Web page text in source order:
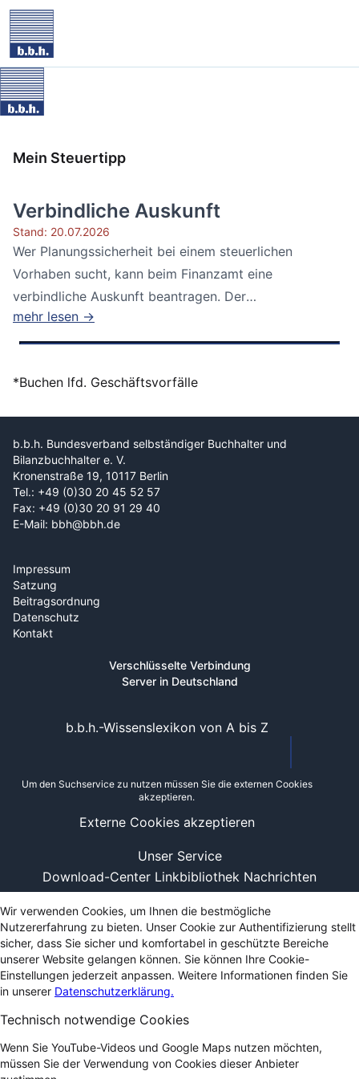
Mein Steuertipp
Verbindliche Auskunft
Stand: 20.07.2026
Wer Planungssicherheit bei einem steuerlichen
Vorhaben sucht, kann beim Finanzamt eine
verbindliche Auskunft beantragen. Der
Bundesfinanzhof...
mehr lesen →
*Buchen lfd. Geschäftsvorfälle
b.b.h. Bundesverband selbständiger Buchhalter und
Bilanzbuchhalter e. V.
Kronenstraße 19, 10117 Berlin
Tel.: +49 (0)30 20 45 52 57
Fax: +49 (0)30 20 91 29 40
E-Mail: bbh@bbh.de
Impressum
Satzung
Beitragsordnung
Datenschutz
Kontakt
Verschlüsselte Verbindung
Server in Deutschland
Unser Service
Download-Center Linkbibliothek Nachrichten
b.b.h.-Wissenslexikon von A bis Z
Um den Suchservice zu nutzen müssen Sie die externen Cookies
akzeptieren.
Externe Cookies akzeptieren
Wir verwenden Cookies, um Ihnen die bestmögliche
Nutzererfahrung zu bieten. Unser Cookie zur Authentifizierung stellt
sicher, dass Sie sicher und komfortabel in geschützte Bereiche
unserer Website gelangen können. Sie können Ihre Cookie-
Einstellungen jederzeit anpassen. Weitere Informationen finden Sie
in unserer Datenschutzerklärung.
Technisch notwendige Cookies
Wenn Sie YouTube-Videos und Google Maps nutzen möchten,
müssen Sie der Verwendung von Cookies dieser Anbieter